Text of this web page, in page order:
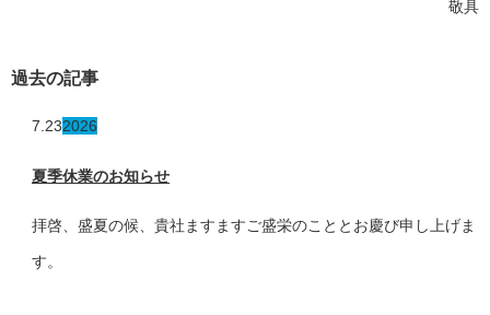
敬具
過去の記事
7.232026
夏季休業のお知らせ
拝啓、盛夏の候、貴社ますますご盛栄のこととお慶び申し上げま
す。